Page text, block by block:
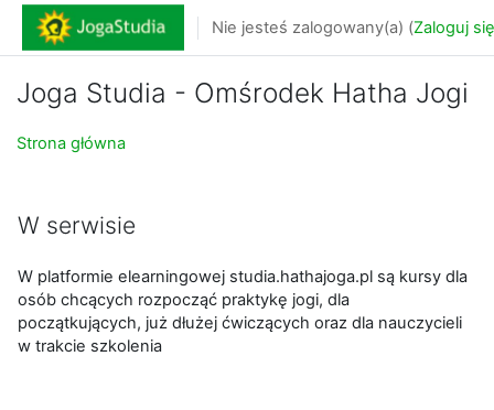
Przejdź do głównej zawartości
Nie jesteś zalogowany(a) (Zaloguj się
Joga Studia - Omśrodek Hatha Jogi
Strona główna
W serwisie
W platformie elearningowej studia.hathajoga.pl są kursy dla
osób chcących rozpocząć praktykę jogi, dla
początkujących, już dłużej ćwiczących oraz dla nauczycieli
w trakcie szkolenia